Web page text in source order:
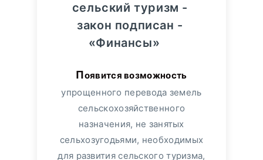
сельский туризм -
закон подписан -
«Финансы»
Появится возможность
упрощенного перевода земель
сельскохозяйственного
назначения, не занятых
сельхозугодьями, необходимых
для развития сельского туризма,